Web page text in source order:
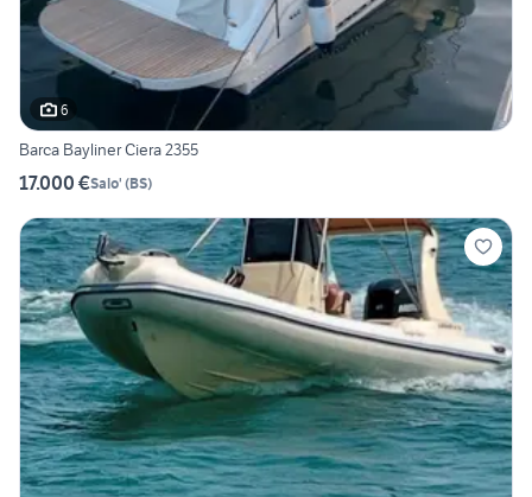
6
Barca Bayliner Ciera 2355
17.000 €Salo' (BS)